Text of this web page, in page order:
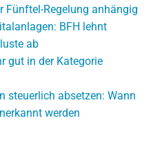
Fünftel-Regelung anhängig
BFH lehnt
ab
gut in der Kategorie
steuerlich absetzen: Wann
werden